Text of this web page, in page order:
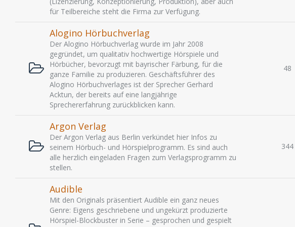
für Teilbereiche steht die Firma zur Verfügung.
Alogino Hörbuchverlag
Der Alogino Hörbuchverlag wurde im Jahr 2008
gegründet, um qualitativ hochwertige Hörspiele und
Hörbücher, bevorzugt mit bayrischer Färbung, für die
ganze Familie zu produzieren. Geschäftsführer des
Alogino Hörbuchverlages ist der Sprecher Gerhard
Acktun, der bereits auf eine langjährige
Sprechererfahrung zurückblicken kann.
48
Argon Verlag
Der Argon Verlag aus Berlin verkündet hier Infos zu
seinem Hörbuch- und Hörspielprogramm. Es sind auch
alle herzlich eingeladen Fragen zum Verlagsprogramm zu
stellen.
344
Audible
Mit den Originals präsentiert Audible ein ganz neues
Genre: Eigens geschriebene und ungekürzt produzierte
Hörspiel-Blockbuster in Serie – gesprochen und gespielt